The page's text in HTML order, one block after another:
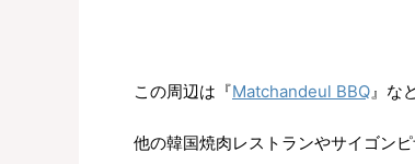
この周辺は『Matchandeul BBQ 』な
他の韓国焼肉レストランやサイゴン